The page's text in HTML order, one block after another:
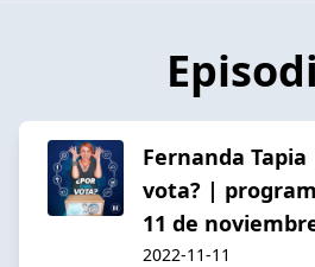
Fernanda
vota? |
11 de
2022-11-11